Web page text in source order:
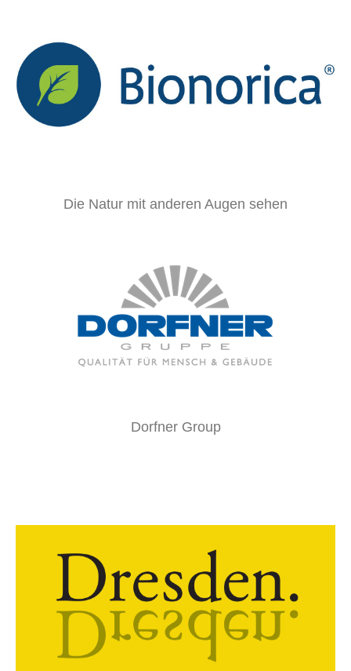
Die Natur mit anderen Augen sehen
Dorfner Group